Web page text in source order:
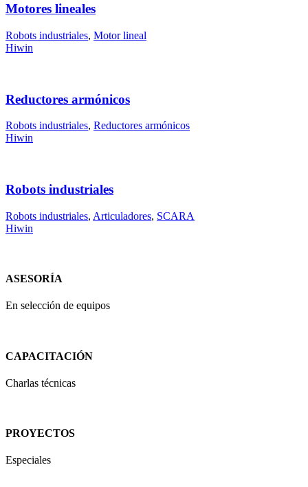
Motores lineales
Robots industriales, Motor lineal
Hiwin
Reductores armónicos
Robots industriales, Reductores armónicos
Hiwin
Robots industriales
Robots industriales, Articuladores, SCARA
Hiwin
ASESORÍA
En selección de equipos
CAPACITACIÓN
Charlas técnicas
PROYECTOS
Especiales